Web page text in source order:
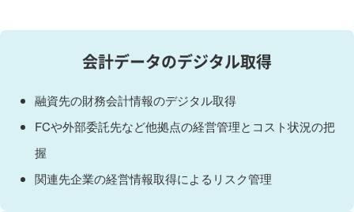
会計データのデジタル取得
融資先の財務会計情報のデジタル取得
FCや外部委託先など他拠点の経営管理とコスト状況の把
握
関連先企業の経営情報取得によるリスク管理